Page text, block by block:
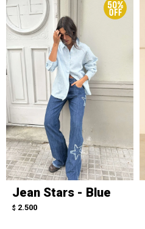
Jean Stars - Blue
$ 2.500